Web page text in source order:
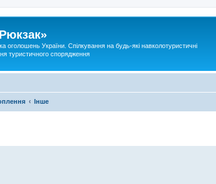
оголошень України. Спілкування на будь-які навколотуристичні
туристичного спорядження
Інше